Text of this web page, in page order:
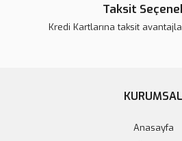
Taksit
Kredi Kartlarına taksit
KURUMSAL
Anasayfa